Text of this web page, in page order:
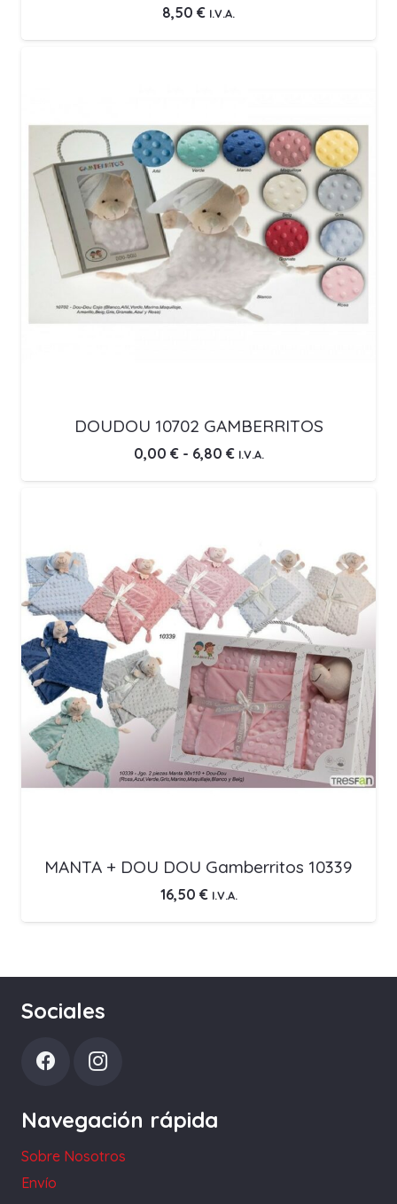
8,50 € I.V.A.
DOUDOU 10702 GAMBERRITOS
0,00 € - 6,80 €Rango
de
0,00 €
hasta
6,80 €
I.V.A.
MANTA + DOU DOU Gamberritos 10339
16,50 € I.V.A.
Sociales
Navegación rápida
Sobre Nosotros
Envío